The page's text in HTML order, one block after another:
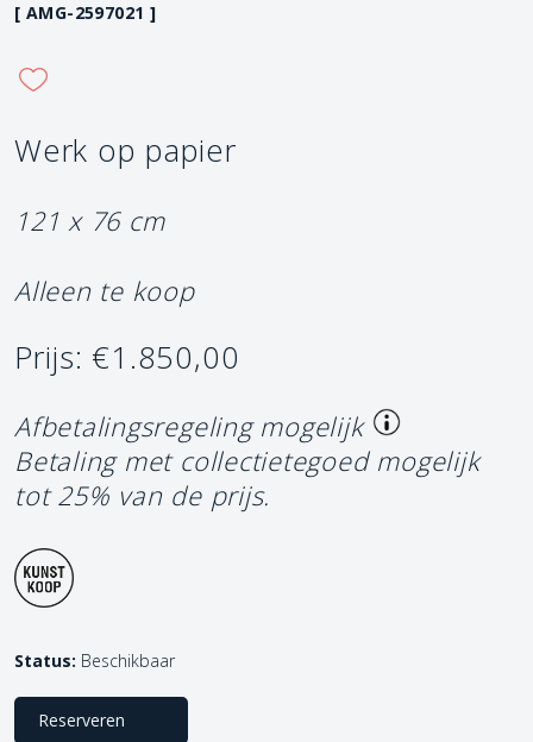
[ AMG-2597021 ]
Werk op papier
121 x 76 cm
Alleen te koop
Prijs: €1.850,00
Afbetalingsregeling mogelijk
Betaling met collectietegoed mogelijk
tot 25% van de prijs.
Status: Beschikbaar
Reserveren